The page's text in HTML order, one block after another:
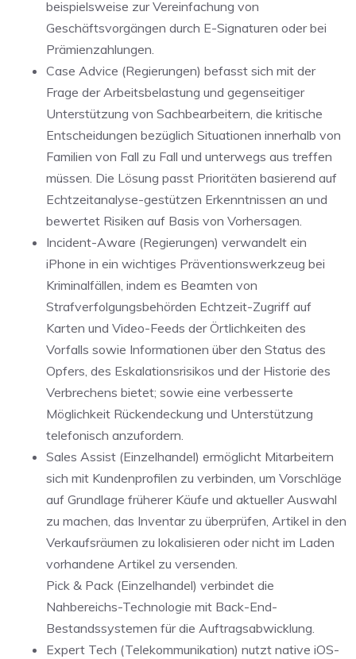
beispielsweise zur Vereinfachung von
Geschäftsvorgängen durch E-Signaturen oder bei
Prämienzahlungen.
Case Advice (Regierungen) befasst sich mit der
Frage der Arbeitsbelastung und gegenseitiger
Unterstützung von Sachbearbeitern, die kritische
Entscheidungen bezüglich Situationen innerhalb von
Familien von Fall zu Fall und unterwegs aus treffen
müssen. Die Lösung passt Prioritäten basierend auf
Echtzeitanalyse-gestützen Erkenntnissen an und
bewertet Risiken auf Basis von Vorhersagen.
Incident-Aware (Regierungen) verwandelt ein
iPhone in ein wichtiges Präventionswerkzeug bei
Kriminalfällen, indem es Beamten von
Strafverfolgungsbehörden Echtzeit-Zugriff auf
Karten und Video-Feeds der Örtlichkeiten des
Vorfalls sowie Informationen über den Status des
Opfers, des Eskalationsrisikos und der Historie des
Verbrechens bietet; sowie eine verbesserte
Möglichkeit Rückendeckung und Unterstützung
telefonisch anzufordern.
Sales Assist (Einzelhandel) ermöglicht Mitarbeitern
sich mit Kundenprofilen zu verbinden, um Vorschläge
auf Grundlage früherer Käufe und aktueller Auswahl
zu machen, das Inventar zu überprüfen, Artikel in den
Verkaufsräumen zu lokalisieren oder nicht im Laden
vorhandene Artikel zu versenden.
Pick & Pack (Einzelhandel) verbindet die
Nahbereichs-Technologie mit Back-End-
Bestandssystemen für die Auftragsabwicklung.
Expert Tech (Telekommunikation) nutzt native iOS-